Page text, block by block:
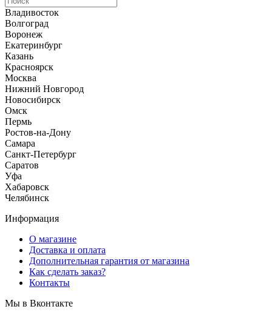
Владивосток
Волгоград
Воронеж
Екатеринбург
Казань
Красноярск
Москва
Нижний Новгород
Новосибирск
Омск
Пермь
Ростов-на-Дону
Самара
Санкт-Петербург
Саратов
Уфа
Хабаровск
Челябинск
Информация
О магазине
Доставка и оплата
Дополнительная гарантия от магазина
Как сделать заказ?
Контакты
Мы в Вконтакте